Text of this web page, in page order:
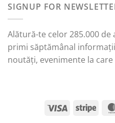
SIGNUP FOR
Alătură-te celor 285.000
primi săptămânal
noutăți, evenimente la